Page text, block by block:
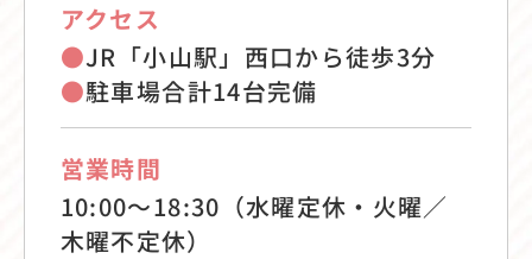
アクセス
●JR「小山駅」西口から徒歩3分
●駐車場合計14台完備
営業時間
10:00〜18:30（水曜定休・火曜／
木曜不定休）